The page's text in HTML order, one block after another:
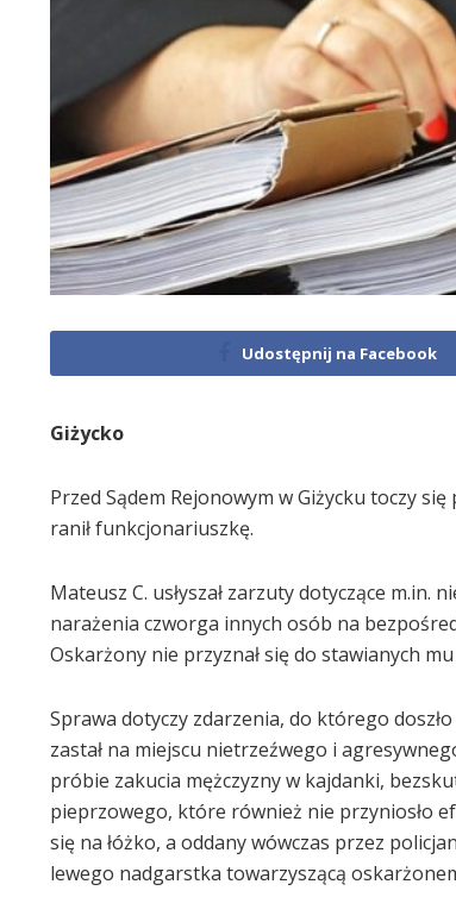
Udostępnij na Facebook
Giżycko
Przed Sądem Rejonowym w Giżycku toczy
ranił funkcjonariuszkę.
Mateusz C. usłyszał zarzuty dotyczące
narażenia czworga innych osób na
Oskarżony nie przyznał się do stawianych
Sprawa dotyczy zdarzenia, do którego
zastał na miejscu nietrzeźwego i
próbie zakucia mężczyzny w kajdanki,
pieprzowego, które również nie przyniosło
się na łóżko, a oddany wówczas przez
lewego nadgarstka towarzyszącą